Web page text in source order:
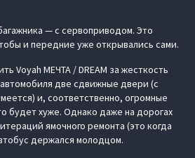
— с сервоприводом. Это
и передние уже открывались сами.
Voyah МЕЧТА / DREAM за жесткость
две сдвижные двери (с
и, соответственно, огромные
будет хуже. Однако даже на дорогах
ямочного ремонта (это когда
держался молодцом.